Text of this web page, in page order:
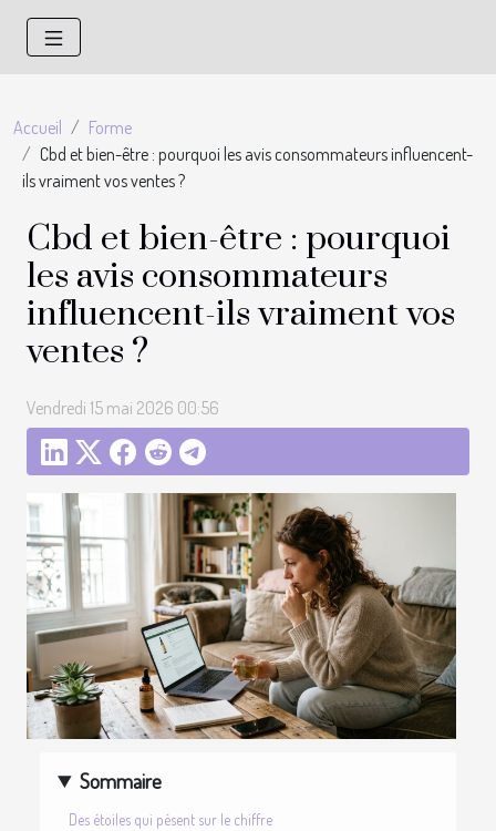
Accueil
Forme
Cbd et bien-être : pourquoi les avis consommateurs influencent-
ils vraiment vos ventes ?
Cbd et bien-être : pourquoi
les avis consommateurs
influencent-ils vraiment vos
ventes ?
Vendredi 15 mai 2026 00:56
Sommaire
Des étoiles qui pèsent sur le chiffre